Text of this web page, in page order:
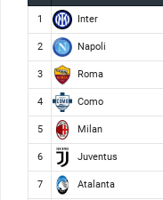
1 Inter
2 Napoli
3 Roma
4 Como
5 Milan
6 Juventus
7 Atalanta